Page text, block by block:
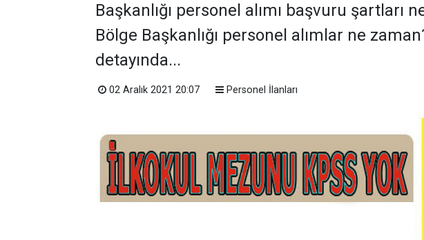
Başkanlığı personel alımı başvuru şartları
Bölge Başkanlığı personel alımlar ne
detayında...
02 Aralık 2021 20:07 Personel İlanları